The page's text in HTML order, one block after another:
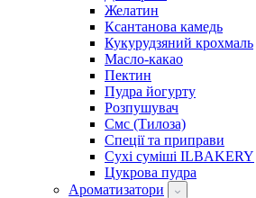
Желатин
Ксантанова камедь
Кукурудзяний крохмаль
Масло-какао
Пектин
Пудра йогурту
Розпушувач
Смс (Тилоза)
Спеції та приправи
Сухі суміші ILBAKERY
Цукрова пудра
Ароматизатори